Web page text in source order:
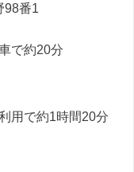
98番1
で約20分
用で約1時間20分